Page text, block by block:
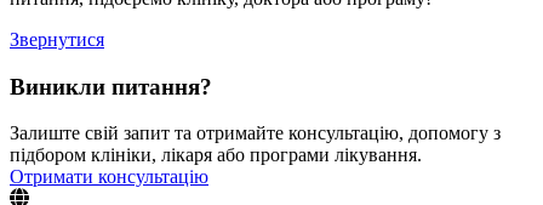
Звернутися
Виникли питання?
Залиште свій запит та отримайте консультацію, допомогу з
підбором клініки, лікаря або програми лікування.
Отримати консультацію